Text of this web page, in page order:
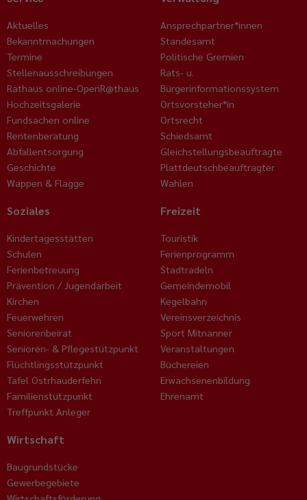
Aktuelles
Bekanntmachungen
Termine
Stellenausschreibungen
Rathaus online-OpenR@thaus
Hochzeitsgalerie
Fundsachen online
Rentenberatung
Abfallentsorgung
Geschichte
Wappen & Flagge
Ansprechpartner*innen
Standesamt
Politische Gremien
Rats- u.
Bürgerinformationssystem
Ortsvorsteher*in
Ortsrecht
Schiedsamt
Gleichstellungsbeauftragte
Plattdeutschbeauftragter
Wahlen
Soziales
Kindertagesstätten
Schulen
Ferienbetreuung
Prävention / Jugendarbeit
Kirchen
Feuerwehren
Seniorenbeirat
Senioren- & Pflegestützpunkt
Flüchtlingsstützpunkt
Tafel Ostrhauderfehn
Familienstützpunkt
Treffpunkt Anleger
Freizeit
Touristik
Ferienprogramm
Stadtradeln
Gemeindemobil
Kegelbahn
Vereinsverzeichnis
Sport Mitnanner
Veranstaltungen
Büchereien
Erwachsenenbildung
Ehrenamt
Wirtschaft
Baugrundstücke
Gewerbegebiete